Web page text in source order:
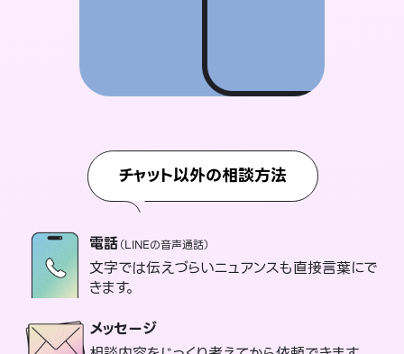
チャット以外の相談方法
電話（LINEの音声通話）
文字では伝えづらいニュアンスも直接言葉にで
きます。
メッセージ